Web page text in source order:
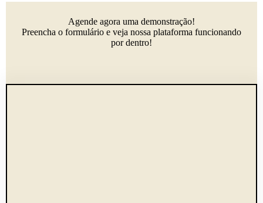
Agende agora uma demonstração!
Preencha o formulário e veja nossa plataforma funcionando
por dentro!